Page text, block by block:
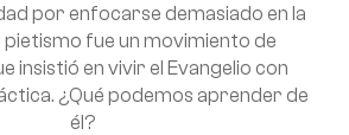
por enfocarse demasiado en la
fue un movimiento de
insistió en vivir el Evangelio con
¿Qué podemos aprender de
él?